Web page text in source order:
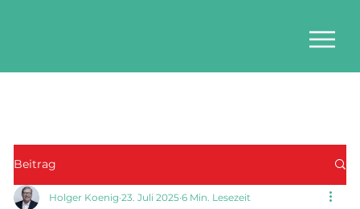
Beitrag
Holger Koenig 23. Juli 2025 6 Min. Lesezeit